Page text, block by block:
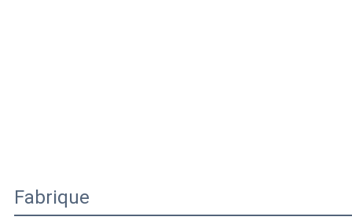
Fabrique